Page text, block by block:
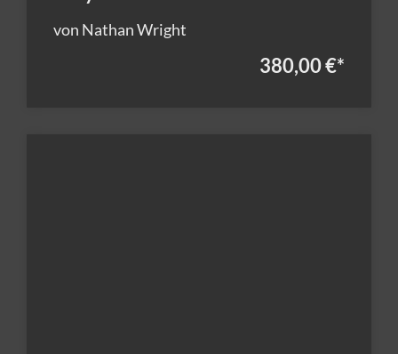
von Nathan Wright
380,00 €*